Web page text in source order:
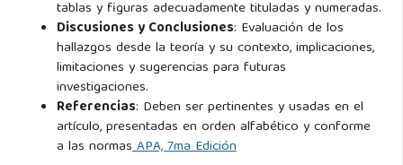
tablas y figuras adecuadamente tituladas y numeradas.
Discusiones y Conclusiones: Evaluación de los
hallazgos desde la teoría y su contexto, implicaciones,
limitaciones y sugerencias para futuras
investigaciones.
Referencias: Deben ser pertinentes y usadas en el
artículo, presentadas en orden alfabético y conforme
a las normasAPA, 7ma Edición